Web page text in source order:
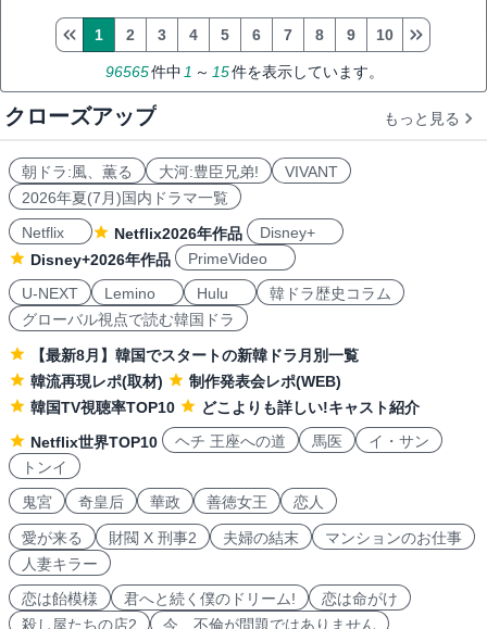
96565件中 1 ～ 15件を表示しています。
1 2 3 4 5 6 7 8 9 10
クローズアップ もっと見る
朝ドラ:風、薫る 大河:豊臣兄弟!
VIVANT
2026年夏(7月)国内ドラマ一覧
Netflix
Netflix2026年作品
Disney+
Disney+2026年作品
PrimeVideo
U-NEXT
Lemino Hulu
韓ドラ歴史コラム
グローバル視点で読む韓国ドラ
【最新8月】韓国でスタートの新韓ドラ月別一覧
韓流再現レポ(取材)
制作発表会レポ(WEB)
韓国TV視聴率TOP10
どこよりも詳しい!キャスト紹介
Netflix世界TOP10
ヘチ 王座への道 馬医
イ・サン
トンイ
鬼宮
奇皇后 華政 善徳女王 恋人
愛が来る 財閥 X 刑事2 夫婦の結末
マンションのお仕事
人妻キラー
恋は飴模様
君へと続く僕のドリーム!
恋は命がけ
殺し屋たちの店2
今、不倫が問題ではありません